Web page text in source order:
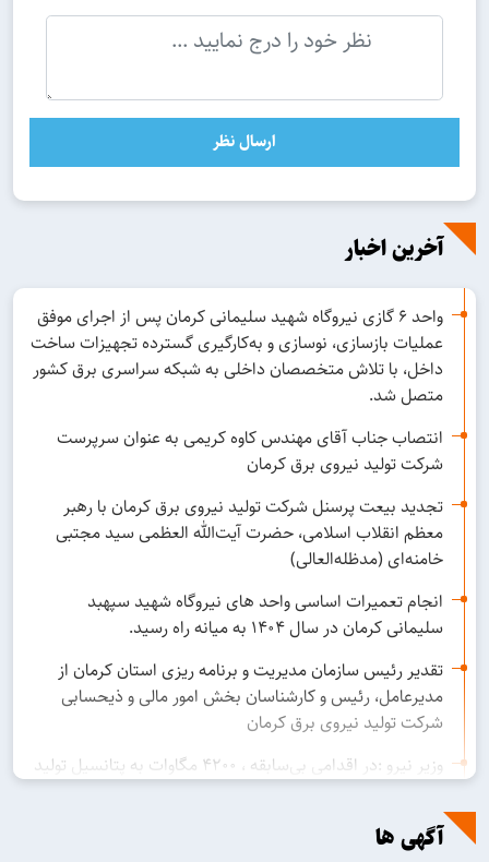
ارسال نظر
آخرین اخبار
واحد ۶ گازی نیروگاه شهید سلیمانی کرمان پس از اجرای موفق
عملیات بازسازی، نوسازی و به‌کارگیری گسترده تجهیزات ساخت
داخل، با تلاش متخصصان داخلی به شبکه سراسری برق کشور
متصل شد.
انتصاب جناب آقای مهندس کاوه کریمی به عنوان سرپرست
شرکت تولید نیروی برق کرمان
تجدید بیعت پرسنل شرکت تولید نیروی برق کرمان با رهبر
معظم انقلاب اسلامی، حضرت آیت‌الله العظمی سید مجتبی
خامنه‌ای (مدظله‌العالی)
انجام تعمیرات اساسی واحد های نیروگاه شهید سپهبد
سلیمانی کرمان در سال ۱۴۰۴ به میانه راه رسید.
تقدیر رئیس سازمان مدیریت و برنامه ریزی استان کرمان از
مدیرعامل، رئیس و کارشناسان بخش امور مالی و ذیحسابی
شرکت تولید نیروی برق کرمان
وزیر نیرو :در اقدامی بی‌سابقه ، ۴۲۰۰ مگاوات به پتانسیل تولید
افتتاح پروژه خط انتقال فرآورده های نفتی به نیروگاه سیکل
آگهی ها